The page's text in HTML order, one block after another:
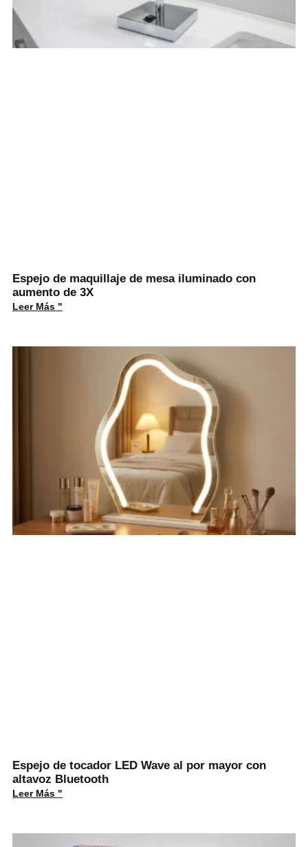
Espejo de maquillaje de mesa iluminado con
aumento de 3X
Leer Más "
Espejo de tocador LED Wave al por mayor con
altavoz Bluetooth
Leer Más "